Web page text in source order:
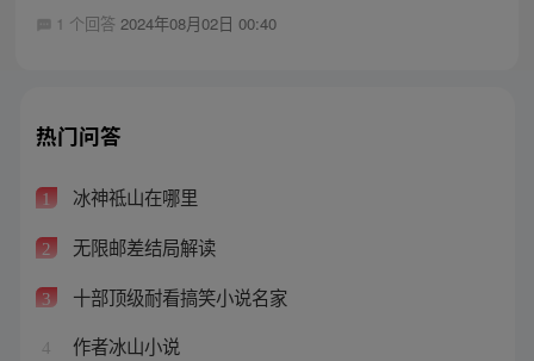
1 个回答 2024年08月02日 00:40
热门问答
1 冰神祗山在哪里
2 无限邮差结局解读
3 十部顶级耐看搞笑小说名家
4 作者冰山小说